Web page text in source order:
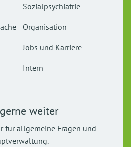
Sozialpsychiatrie
Organisation
Jobs und Karriere
Intern
weiter
für allgemeine Fragen und